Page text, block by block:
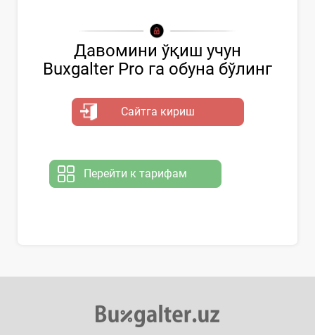
Давомини ўқиш учун
Buxgalter Pro га обуна бўлинг
Сайтга кириш
Перейти к тарифам